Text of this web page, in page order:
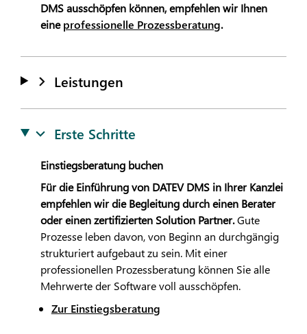
DMS ausschöpfen können, empfehlen wir Ihnen
eine professionelle Prozessberatung.
Leistungen
Erste Schritte
Einstiegsberatung buchen
Für die Einführung von DATEVDMS in Ihrer Kanzlei
empfehlen wir die Begleitung durch einen Berater
oder einen zertifizierten Solution Partner.Gute
Prozesse leben davon, von Beginn an durchgängig
strukturiert aufgebaut zu sein. Mit einer
professionellen Prozessberatung können Sie alle
Mehrwerte der Software voll ausschöpfen.
Zur Einstiegsberatung